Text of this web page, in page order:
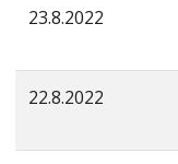
23.8.2022
22.8.2022